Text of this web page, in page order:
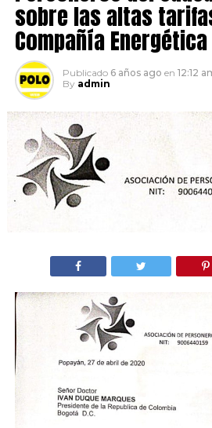
sobre las altas
Compañía
Publicado 6 años ago en 12:12
By admin